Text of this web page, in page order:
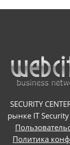
SECURITY
рынке IT
Политика